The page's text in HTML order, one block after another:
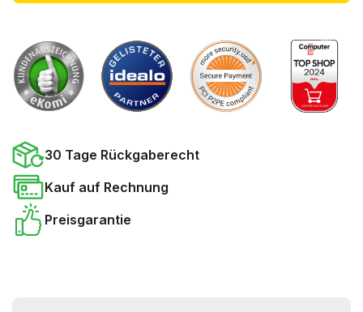
30 Tage Rückgaberecht
Kauf auf Rechnung
Preisgarantie